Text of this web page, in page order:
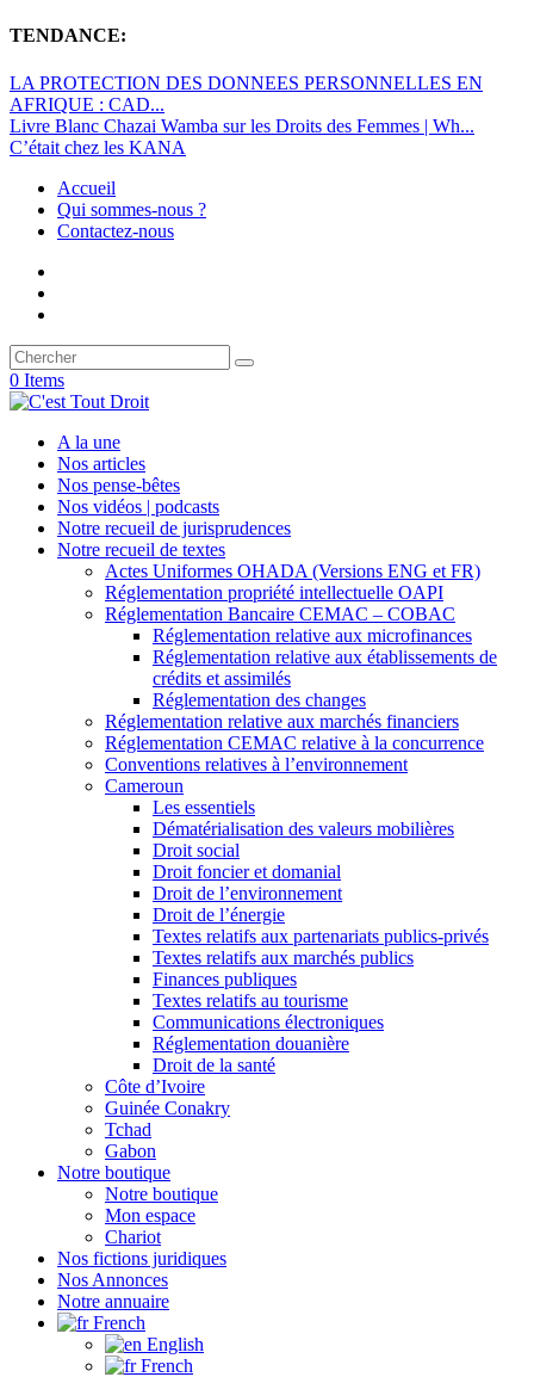
TENDANCE:
LA PROTECTION DES DONNEES PERSONNELLES EN
AFRIQUE : CAD...
Livre Blanc Chazai Wamba sur les Droits des Femmes | Wh...
C’était chez les KANA
Accueil
Qui sommes-nous ?
Contactez-nous
0 Items
A la une
Nos articles
Nos pense-bêtes
Nos vidéos | podcasts
Notre recueil de jurisprudences
Notre recueil de textes
Actes Uniformes OHADA (Versions ENG et FR)
Réglementation propriété intellectuelle OAPI
Réglementation Bancaire CEMAC – COBAC
Réglementation relative aux microfinances
Réglementation relative aux établissements de
crédits et assimilés
Réglementation des changes
Réglementation relative aux marchés financiers
Réglementation CEMAC relative à la concurrence
Conventions relatives à l’environnement
Cameroun
Les essentiels
Dématérialisation des valeurs mobilières
Droit social
Droit foncier et domanial
Droit de l’environnement
Droit de l’énergie
Textes relatifs aux partenariats publics-privés
Textes relatifs aux marchés publics
Finances publiques
Textes relatifs au tourisme
Communications électroniques
Réglementation douanière
Droit de la santé
Côte d’Ivoire
Guinée Conakry
Tchad
Gabon
Notre boutique
Notre boutique
Mon espace
Chariot
Nos fictions juridiques
Nos Annonces
Notre annuaire
French
English
French